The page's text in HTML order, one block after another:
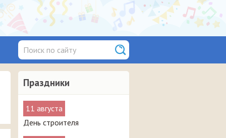
Праздники
11 августа
День строителя